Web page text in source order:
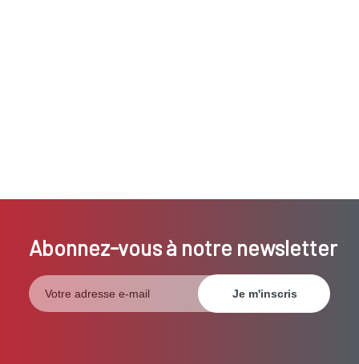
Abonnez-vous à notre newsletter